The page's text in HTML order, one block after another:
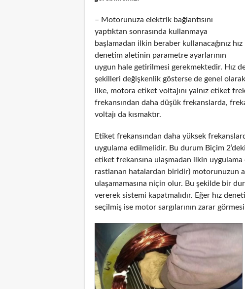
– Motorunuza elektrik bağlantısını
yaptıktan sonrasında kullanmaya
başlamadan ilkin beraber kullanacağınız hız
denetim aletinin parametre ayarlarının
uygun hale getirilmesi gerekmektedir. Hız
şekilleri değişkenlik gösterse de genel
ilke, motora etiket voltajını yalnız etiket
frekansından daha düşük frekanslarda,
voltajı da kısmaktır.
Etiket frekansından daha yüksek
uygulama edilmelidir. Bu durum Biçim
etiket frekansına ulaşmadan ilkin
rastlanan hatalardan biridir) motorunuzun
ulaşamamasına niçin olur. Bu şekilde bir
vererek sistemi kapatmalıdır. Eğer hız
seçilmiş ise motor sargılarının zarar